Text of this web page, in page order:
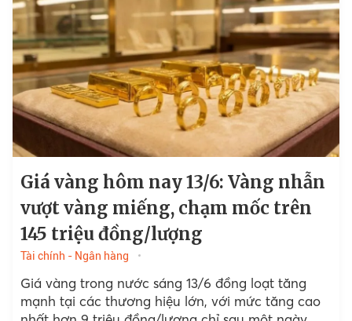
Giá vàng hôm nay 13/6: Vàng nhẫn
vượt vàng miếng, chạm mốc trên
145 triệu đồng/lượng
Tài chính - Ngân hàng
Giá vàng trong nước sáng 13/6 đồng loạt tăng
mạnh tại các thương hiệu lớn, với mức tăng cao